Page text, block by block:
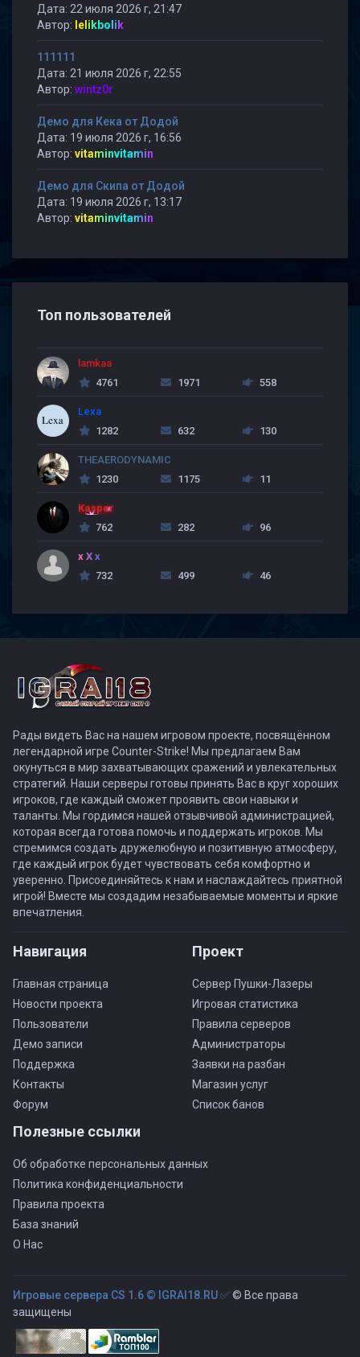
Дата: 22 июля 2026 г, 21:47
Автор: lelikbolik
111111
Дата: 21 июля 2026 г, 22:55
Автор: wintz0r
Демо для Кека от Додой
Дата: 19 июля 2026 г, 16:56
Автор: vitaminvitamin
Демо для Скипа от Додой
Дата: 19 июля 2026 г, 13:17
Автор: vitaminvitamin
Топ пользователей
lamkaa
4761
1971 558
Lexa
1282
632 130
THEAERODYNAMIC
1230
1175 11
Kasper
762
282 96
x X x
732
499 46
Рады видеть Вас на нашем игровом проекте, посвящённом
легендарной игре Counter-Strike! Мы предлагаем Вам
окунуться в мир захватывающих сражений и увлекательных
стратегий. Наши серверы готовы принять Вас в круг хороших
игроков, где каждый сможет проявить свои навыки и
таланты. Мы гордимся нашей отзывчивой администрацией,
которая всегда готова помочь и поддержать игроков. Мы
стремимся создать дружелюбную и позитивную атмосферу,
где каждый игрок будет чувствовать себя комфортно и
уверенно. Присоединяйтесь к нам и наслаждайтесь приятной
игрой! Вместе мы создадим незабываемые моменты и яркие
впечатления.
Навигация
Главная страница
Новости проекта
Пользователи
Демо записи
Поддержка
Контакты
Форум
Проект
Сервер Пушки-Лазеры
Игровая статистика
Правила серверов
Администраторы
Заявки на разбан
Магазин услуг
Список банов
Полезные ссылки
Об обработке персональных данных
Политика конфиденциальности
Правила проекта
База знаний
О Нас
Игровые сервера CS 1.6 © IGRAI18.RU ✅© Все права
защищены